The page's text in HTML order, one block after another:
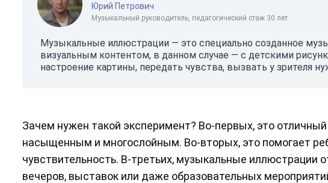
Юрий Петрович
Музыкальный руководитель, педагогический стаж 30 лет
Музыкальные иллюстрации — это специально созданное
визуальным контентом, в данном случае — с детскими
настроение картины, передать чувства, вызвать у зрителя
Зачем нужен такой эксперимент? Во-первых, это
насыщенным и многослойным. Во-вторых, это помогает
чувствительность. В-третьих, музыкальные иллюстрации
вечеров, выставок или даже образовательных